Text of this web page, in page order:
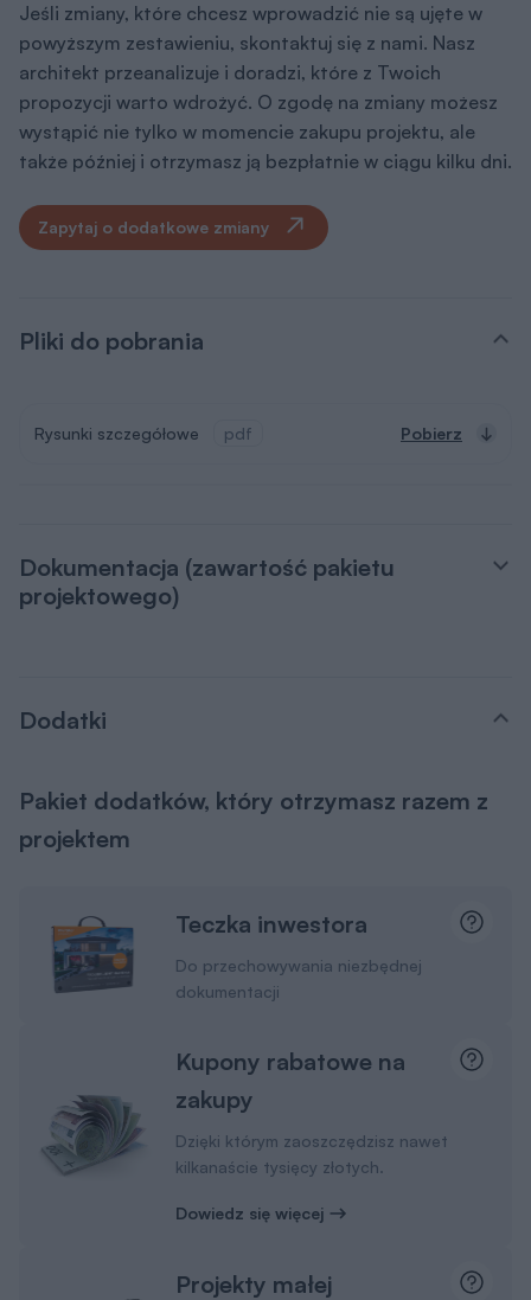
Jeśli zmiany, które chcesz wprowadzić nie są ujęte w
powyższym zestawieniu, skontaktuj się z nami. Nasz
architekt przeanalizuje i doradzi, które z Twoich
propozycji warto wdrożyć. O zgodę na zmiany możesz
wystąpić nie tylko w momencie zakupu projektu, ale
także później i otrzymasz ją bezpłatnie w ciągu kilku dni.
Zapytaj o dodatkowe zmiany
Pliki do pobrania
Rysunki szczegółowe pdf Pobierz
Dokumentacja (zawartość pakietu
projektowego)
Dodatki
Pakiet dodatków, który otrzymasz razem z
projektem
Teczka inwestora
Do przechowywania niezbędnej
dokumentacji
Kupony rabatowe na
zakupy
Dzięki którym zaoszczędzisz nawet
kilkanaście tysięcy złotych.
Dowiedz się więcej
Projekty małej